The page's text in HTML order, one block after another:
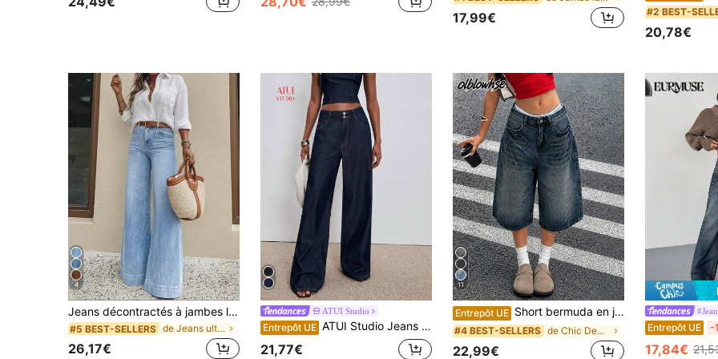
17,99€ #2 BEST-
20,78€
4
Jeans décontractés à jambes larges pour femmes, style long élégant & à la mode avec poches, tissu lavé à élasticité moyenne, printemps automne
#5 BEST-SELLERS de Jeans ultra-larges Denim femme
26,17€
ATUI Studio
Entrepôt UE ATUI Studio Jeans larges décontractés et amples pour femmes, convenant pour les déplacements quotidiens
21,77€
11
Entrepôt UE Short bermuda en jean Y2K vintage délavé à moustaches de chat, poches et jambes larges, pantalon capri décontracté, festival de musique Y2K, été, streetwear
#4 BEST-SELLERS de Chic Denim femme
22,99€
Entrepôt UE -
17,84€